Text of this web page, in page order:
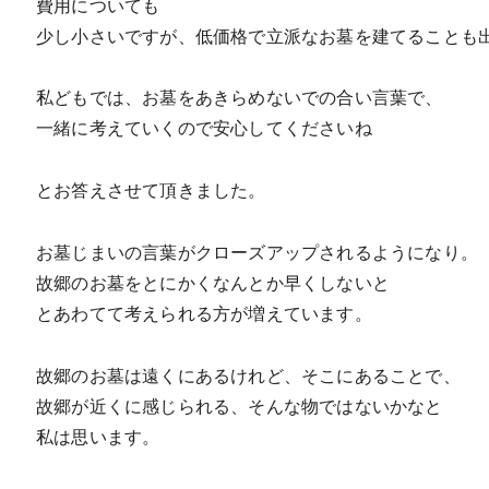
費用についても
少し小さいですが、低価格で立派なお墓を建てることも
私どもでは、お墓をあきらめないでの合い言葉で、
一緒に考えていくので安心してくださいね
とお答えさせて頂きました。
お墓じまいの言葉がクローズアップされるようになり。
故郷のお墓をとにかくなんとか早くしないと
とあわてて考えられる方が増えています。
故郷のお墓は遠くにあるけれど、そこにあることで、
故郷が近くに感じられる、そんな物ではないかなと
私は思います。